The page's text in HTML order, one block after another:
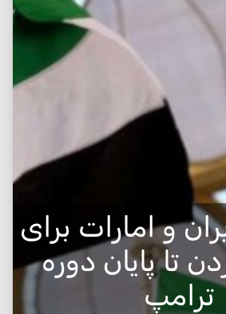
و امارات برای
تا پایان دوره
ترامپ